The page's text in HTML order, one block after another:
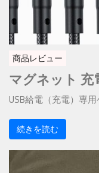
商品レビュー
マグネット
USB給電（充電）専
続きを読む